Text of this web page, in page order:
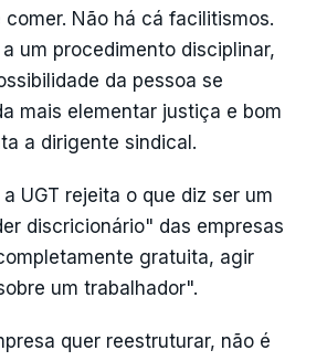
Não há cá facilitismos.
um procedimento disciplinar,
da pessoa se
mais elementar justiça e bom
a dirigente sindical.
UGT rejeita o que diz ser um
discricionário" das empresas
gratuita, agir
um trabalhador".
quer reestruturar, não é